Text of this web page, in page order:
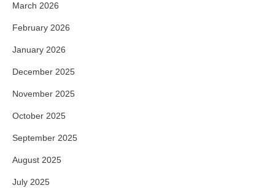
March 2026
February 2026
January 2026
December 2025
November 2025
October 2025
September 2025
August 2025
July 2025